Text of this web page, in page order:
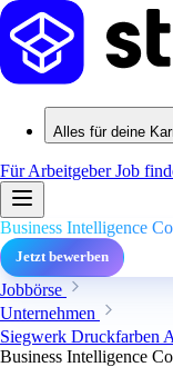
Alles für deine
Für ArbeitgeberJob
Business Intelligence
Jetzt bewerben
Jobbörse
Unternehmen
Siegwerk Druckfarben
Business Intelligence